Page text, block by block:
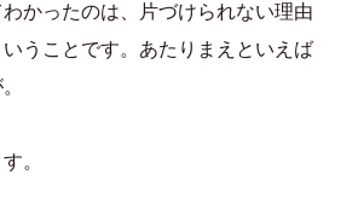
かったのは、片づけられない理由
うことです。あたりまえといえば
。